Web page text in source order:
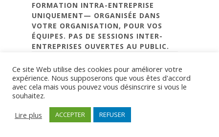
FORMATION INTRA-ENTREPRISE
UNIQUEMENT— ORGANISÉE DANS
VOTRE ORGANISATION, POUR VOS
ÉQUIPES. PAS DE SESSIONS INTER-
ENTREPRISES OUVERTES AU PUBLIC.
PUBLIC
MANAGERS, CADRES,
TOUS NIVEAUX
Ce site Web utilise des cookies pour améliorer votre
expérience. Nous supposerons que vous êtes d'accord
avec cela mais vous pouvez vous désinscrire si vous le
souhaitez.
Lire plus
ACCEPTER REFUSER